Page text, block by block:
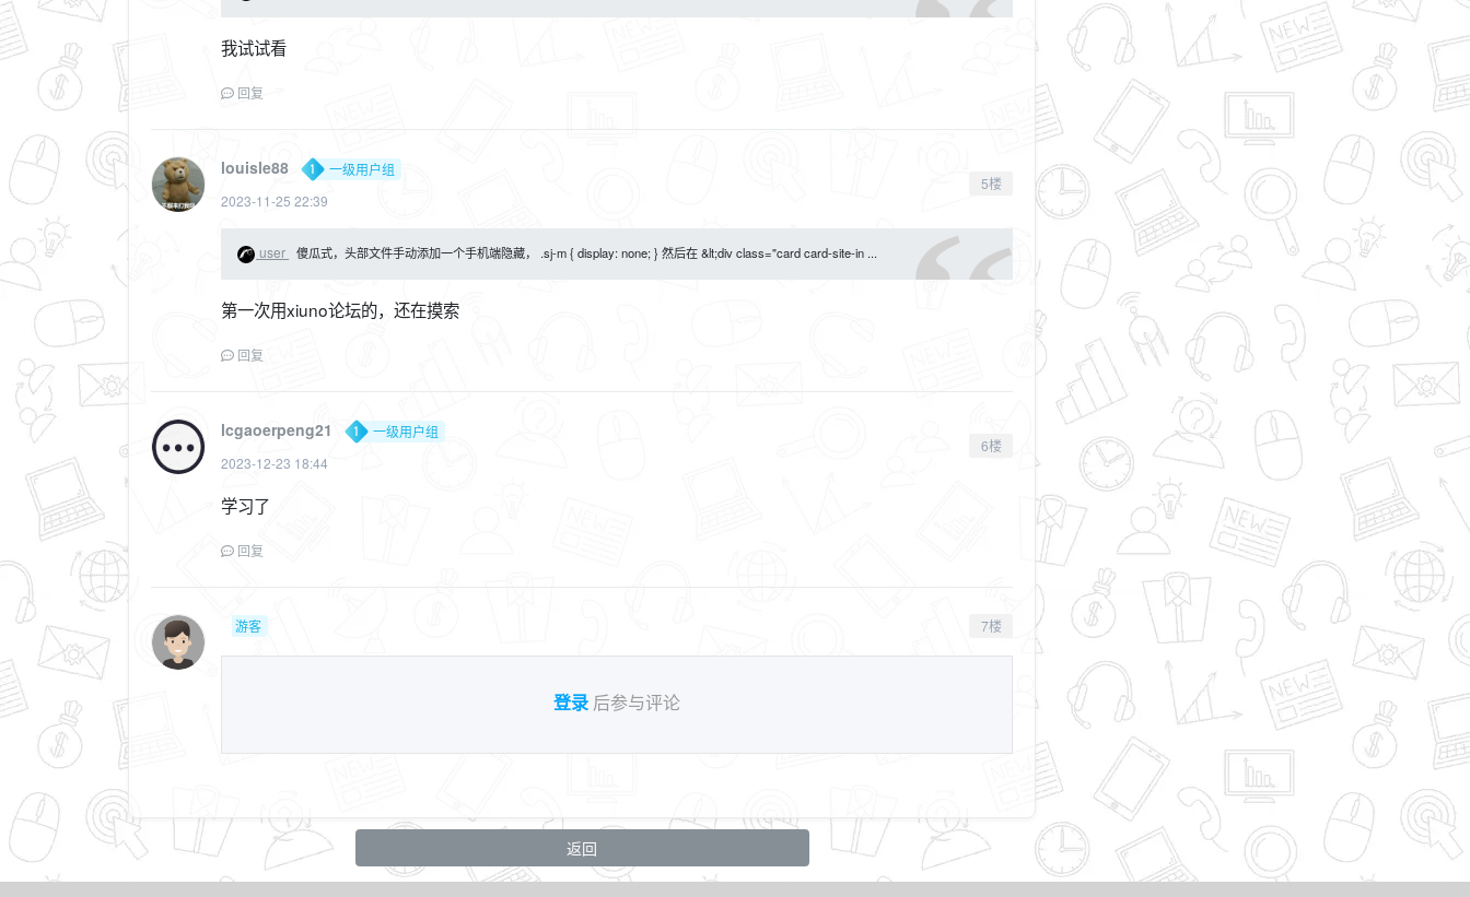
我试试看
回复
louisle88
一级用户组
2023-11-25 22:39
5楼
user 傻瓜式，头部文件手动添加一个手机端隐藏， .sj-m { display: none; } 然后在 &lt;div class="card card-site-in ...
第一次用xiuno论坛的，还在摸索
回复
lcgaoerpeng21
一级用户组
2023-12-23 18:44
6楼
学习了
回复
游客 7楼
登录 后参与评论
返回